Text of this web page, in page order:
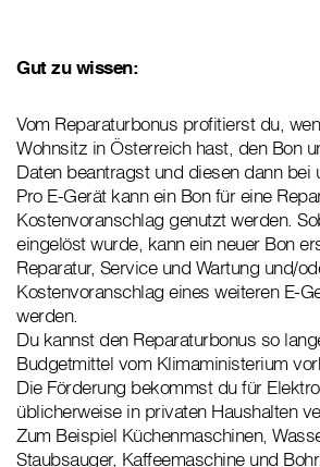
Gut zu wissen:
Vom Reparaturbonus profitierst du,
Wohnsitz in Österreich hast, den Bon
Daten beantragst und diesen dann bei
Pro E-Gerät kann ein Bon für eine
Kostenvoranschlag genutzt werden.
eingelöst wurde, kann ein neuer Bon
Reparatur, Service und Wartung und/
Kostenvoranschlag eines weiteren E-
werden.
Du kannst den Reparaturbonus so
Budgetmittel vom Klimaministerium
Die Förderung bekommst du für
üblicherweise in privaten Haushalten
Zum Beispiel Küchenmaschinen,
Staubsauger, Kaffeemaschine und